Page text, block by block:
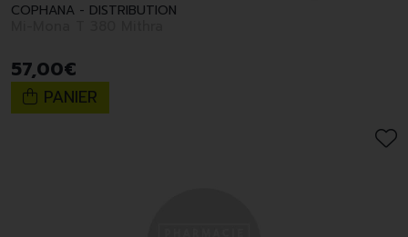
COPHANA - DISTRIBUTION
57,00€
PANIER